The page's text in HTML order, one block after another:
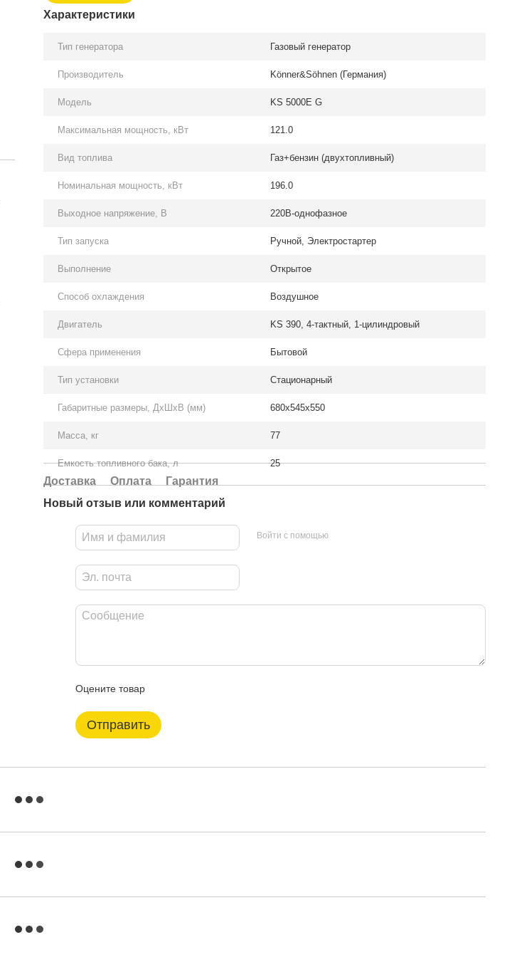
Характеристики
Тип генератора Газовый генератор
Производитель Könner&Söhnen (Германия)
Модель KS 5000E G
Максимальная мощность, кВт 121.0
Вид топлива Газ+бензин (двухтопливный)
Номинальная мощность, кВт 196.0
Выходное напряжение, В 220В-однофазное
Тип запуска Ручной, Электростартер
Выполнение Открытое
Способ охлаждения Воздушное
Двигатель KS 390, 4-тактный, 1-цилиндровый
Сфера применения Бытовой
Тип установки Стационарный
Габаритные размеры, ДхШхВ (мм) 680x545x550
Масса, кг 77
Емкость топливного бака, л 25
Доставка Оплата
Гарантия
Новый отзыв или комментарий
Войти с помощью
Оцените товар
Отправить